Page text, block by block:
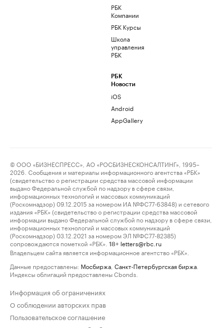
РБК
Компании
РБК Курсы
Школа
управления
РБК
РБК
Новости
iOS
Android
AppGallery
© ООО «БИЗНЕСПРЕСС», АО «РОСБИЗНЕСКОНСАЛТИНГ», 1995–
2026. Сообщения и материалы информационного агентства «РБК»
(свидетельство о регистрации средства массовой информации
выдано Федеральной службой по надзору в сфере связи,
информационных технологий и массовых коммуникаций
(Роскомнадзор) 09.12.2015 за номером ИА №ФС77-63848) и сетевого
издания «РБК» (свидетельство о регистрации средства массовой
информации выдано Федеральной службой по надзору в сфере связи,
информационных технологий и массовых коммуникаций
(Роскомнадзор) 03.12.2021 за номером ЭЛ №ФС77-82385)
сопровождаются пометкой «РБК».
18+ letters@rbc.ru
Владельцем сайта является информационное агентство «РБК».
Данные предоставлены: Мосбиржа Санкт-Петербургская биржа
Индексы облигаций предоставлены Cbonds.
Информация об ограничениях
О соблюдении авторских прав
Пользовательское соглашение